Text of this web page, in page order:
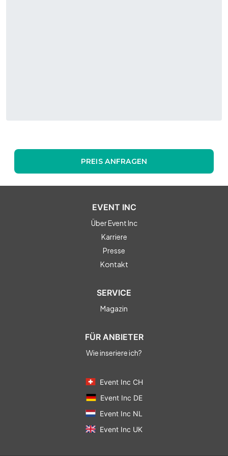
PREIS ANFRAGEN
EVENT INC
Über Event Inc
Karriere
Presse
Kontakt
SERVICE
Magazin
FÜR ANBIETER
Wie inseriere ich?
Event Inc CH
Event Inc DE
Event Inc NL
Event Inc UK